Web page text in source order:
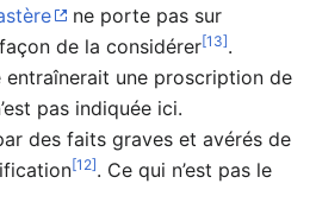
ne porte pas sur
de la considérer[13].
entraînerait une proscription de
pas indiquée ici.
des faits graves et avérés de
[12]. Ce qui n’est pas le